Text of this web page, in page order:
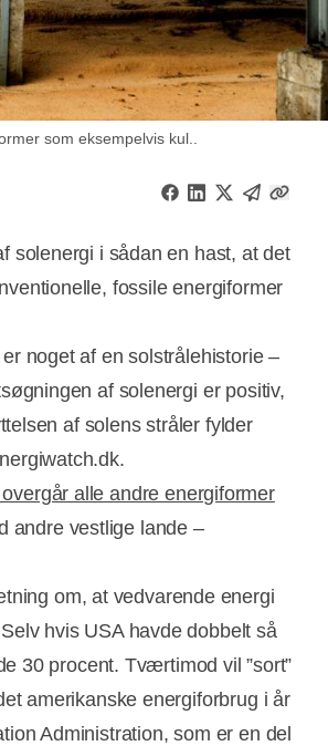
som eksempelvis kul..
solenergi i sådan en hast, at det
fossile energiformer
noget af en solstrålehistorie –
af solenergi er positiv,
af solens stråler fylder
alle andre energiformer
andre vestlige lande –
om, at vedvarende energi
hvis USA havde dobbelt så
30 procent. Tværtimod vil ”sort”
amerikanske energiforbrug i år
Administration, som er en del